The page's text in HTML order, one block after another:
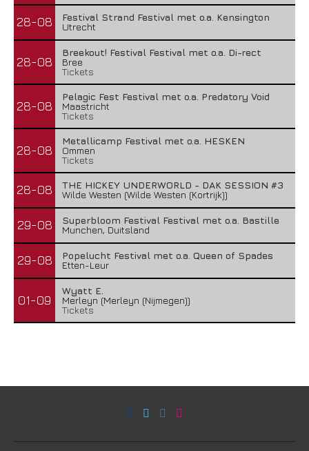
28-08
Festival Strand Festival met o.a. Kensington
Utrecht
28-08
Breekout! Festival Festival met o.a. Di-rect
Bree
Tickets
28-08
Pelagic Fest Festival met o.a. Predatory Void
Maastricht
Tickets
28-08
Metallicamp Festival met o.a. HESKEN
Ommen
Tickets
28-08
THE HICKEY UNDERWORLD - DAK SESSION #3
Wilde Westen (Wilde Westen (Kortrijk))
29-08
Superbloom Festival Festival met o.a. Bastille
Munchen, Duitsland
29-08
Popelucht Festival met o.a. Queen of Spades
Etten-Leur
01-09
Wyatt E.
Merleyn (Merleyn (Nijmegen))
Tickets